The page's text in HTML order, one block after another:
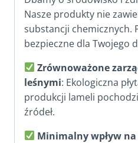
Nasze produkty nie
substancji chemicznych.
bezpieczne dla Twojego
Zrównoważone
leśnymi: Ekologiczna
produkcji lameli
źródeł.
Minimalny wpływ